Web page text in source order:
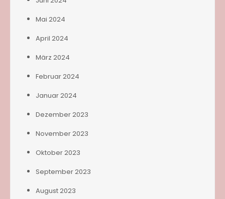
Mai 2024
April 2024
März 2024
Februar 2024
Januar 2024
Dezember 2023
November 2023
Oktober 2023
September 2023
August 2023